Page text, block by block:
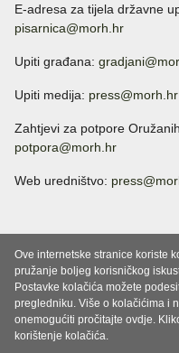
E-adresa za tijela državne
pisarnica@morh.hr
Upiti građana:
Upiti medija: press@morh.hr
Zahtjevi za potpore
potpora@morh.hr
Web uredništvo:
Ove internetske stranice koriste
pružanje boljeg korisničkog
Postavke kolačića možete
pregledniku. Više o kolačićima i
onemogućiti pročitajte ovdje.
korištenje kolačića.